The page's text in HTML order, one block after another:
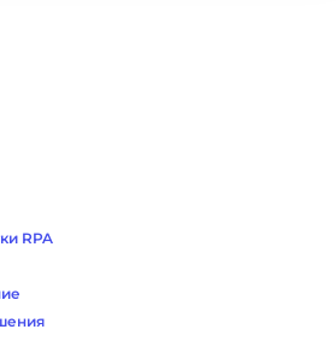
RPA